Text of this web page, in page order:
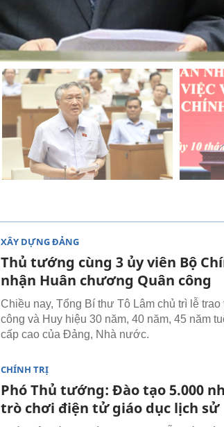
XÂY DỰNG ĐẢNG
Thủ tướng cùng 3 ủy viên Bộ
nhận Huân chương Quân công
Chiều nay, Tổng Bí thư Tô Lâm chủ trì lễ
công và Huy hiệu 30 năm, 40 năm, 45 năm
cấp cao của Đảng, Nhà nước.
CHÍNH TRỊ
Phó Thủ tướng: Đào tạo 5.000
trò chơi điện tử giáo dục lịch sử